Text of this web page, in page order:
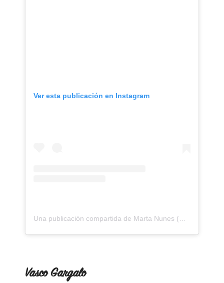
Ver esta publicación en Instagram
Vasco Gargalo